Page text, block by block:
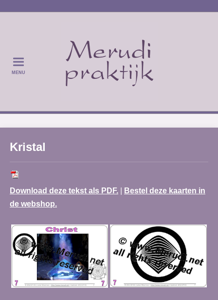
MENU
Kristal
Download deze tekst als PDF.
Bestel deze kaarten in
de webshop.